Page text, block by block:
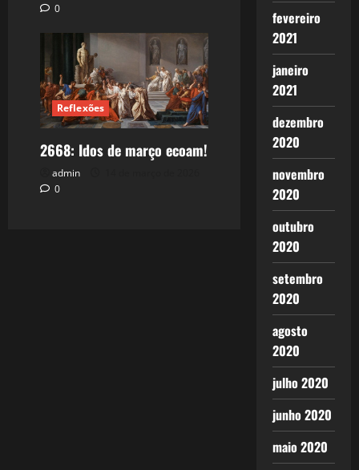
0
Reflexões
2668: Idos de março ecoam!
admin
0
fevereiro
2021
janeiro
2021
dezembro
2020
novembro
2020
outubro
2020
setembro
2020
agosto
2020
julho 2020
junho 2020
maio 2020